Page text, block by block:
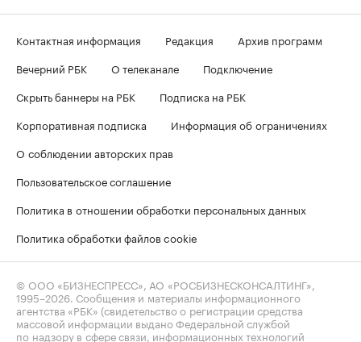
Контактная информация Редакция
Архив программ
Вечерний РБК
О телеканале
Подключение
Скрыть баннеры на РБК
Подписка на РБК
Корпоративная подписка
Информация об ограничениях
О соблюдении авторских прав
Пользовательское соглашение
Политика в отношении обработки персональных данных
Политика обработки файлов cookie
© ООО «БИЗНЕСПРЕСС», АО «РОСБИЗНЕСКОНСАЛТИНГ»,
1995–2026 . Сообщения и материалы информационного
агентства «РБК» (свидетельство о регистрации средства
массовой информации выдано Федеральной службой
по надзору в сфере связи, информационных технологий